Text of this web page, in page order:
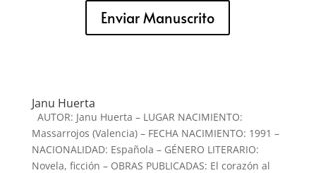
Enviar Manuscrito
Janu Huerta
AUTOR: Janu Huerta – LUGAR NACIMIENTO:
Massarrojos (Valencia) – FECHA NACIMIENTO: 1991 –
NACIONALIDAD: Española – GÉNERO LITERARIO:
Novela, ficción – OBRAS PUBLICADAS: El corazón al